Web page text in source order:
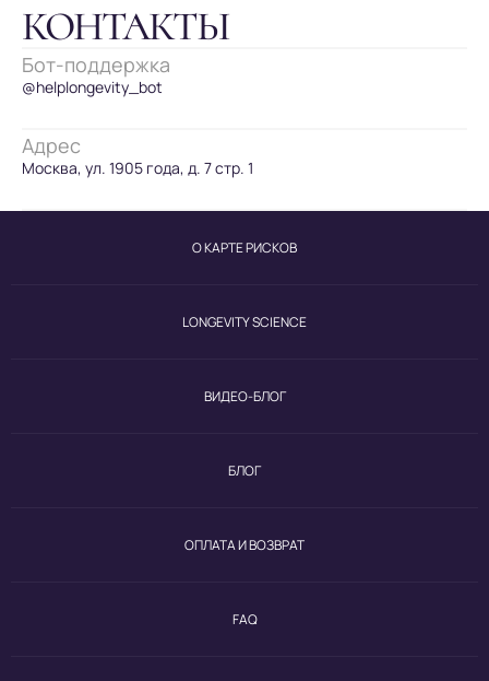
КОНТАКТЫ
Бот-поддержка
@helplongevity_bot
Адрес
Москва, ул. 1905 года, д. 7 стр. 1
О КАРТЕ РИСКОВ
LONGEVITY SCIENCE
ВИДЕО-БЛОГ
БЛОГ
ОПЛАТА И ВОЗВРАТ
FAQ